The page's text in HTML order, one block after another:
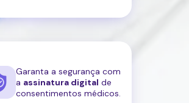
Garanta a segurança com
a assinatura digital de
consentimentos médicos.